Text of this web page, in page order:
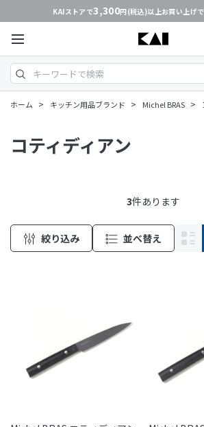
KAIストアで3,300円(税込)以上お買い上げで
ホーム > キッチン用品ブランド > Michel BRAS >
コティディアン
3件あります
絞り込み 並べ替え